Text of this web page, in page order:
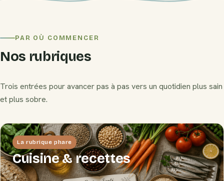
PAR OÙ COMMENCER
Nos rubriques
Trois entrées pour avancer pas à pas vers un quotidien plus sain
et plus sobre.
La rubrique phare
Cuisine & recettes